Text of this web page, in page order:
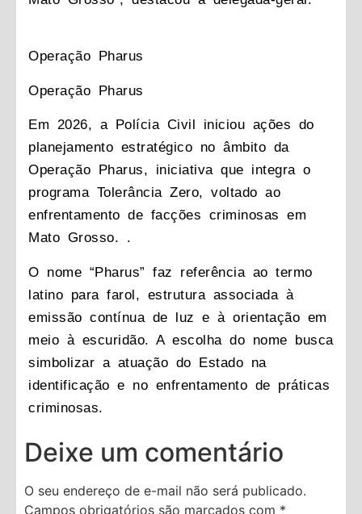
Operação Pharus
Operação Pharus
Em 2026, a Polícia Civil iniciou ações do
planejamento estratégico no âmbito da
Operação Pharus, iniciativa que integra o
programa Tolerância Zero, voltado ao
enfrentamento de facções criminosas em
Mato Grosso. .
O nome “Pharus” faz referência ao termo
latino para farol, estrutura associada à
emissão contínua de luz e à orientação em
meio à escuridão. A escolha do nome busca
simbolizar a atuação do Estado na
identificação e no enfrentamento de práticas
criminosas.
Deixe um comentário
O seu endereço de e-mail não será publicado.
Campos obrigatórios são marcados com *